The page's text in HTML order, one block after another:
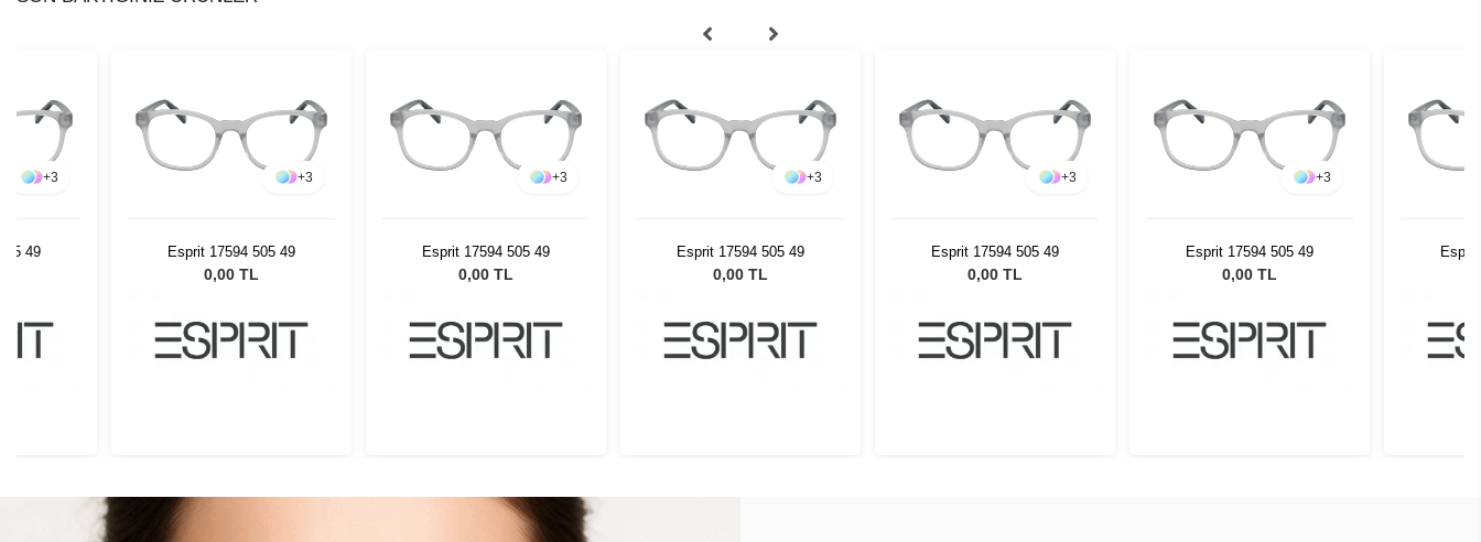
+3
49
+3
Esprit 17594 505 49
0,00 TL
+3
Esprit 17594 505 49
0,00 TL
+3
Esprit 17594 505 49
0,00 TL
+3
Esprit 17594 505 49
0,00 TL
+3
Esprit 17594 505 49
0,00 TL
Esprit